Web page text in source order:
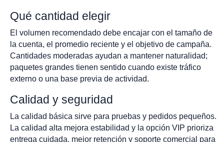
Qué cantidad elegir
El volumen recomendado debe encajar con el tamaño de
la cuenta, el promedio reciente y el objetivo de campaña.
Cantidades moderadas ayudan a mantener naturalidad;
paquetes grandes tienen sentido cuando existe tráfico
externo o una base previa de actividad.
Calidad y seguridad
La calidad básica sirve para pruebas y pedidos pequeños.
La calidad alta mejora estabilidad y la opción VIP prioriza
entrega cuidada, mejor retención y soporte comercial para